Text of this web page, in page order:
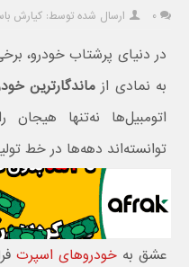
۰ ارسال شده توسط: کیارش
در دنیای پرشتاب خودرو،
به نمادی ازماندگارترین
اتومبیل‌ها نه‌تنها هیجان
توانسته‌اند دهه‌ها در خط
عشق بهخودروهای اسپرت